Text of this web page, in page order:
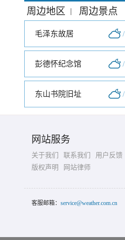
周边地区 | 周边景点
毛泽东故居 /
彭德怀纪念馆 /
东山书院旧址 /
网站服务
关于我们 联系我们
用户反馈
版权声明
网站律师
客服邮箱： service@weather.com.cn